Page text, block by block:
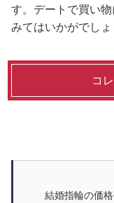
す。デートで買い
みてはいかがでしょ
コ
結婚指輪の価